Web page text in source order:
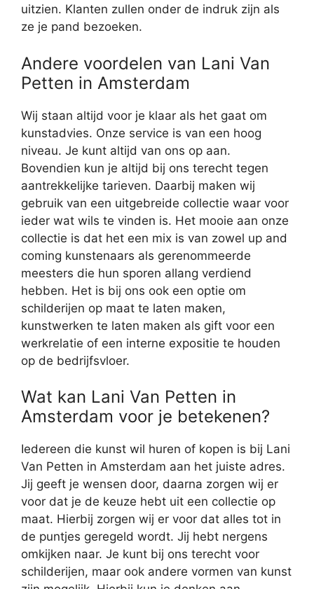
uitzien. Klanten zullen onder de indruk zijn als
ze je pand bezoeken.
Andere voordelen van Lani Van
Petten in Amsterdam
Wij staan altijd voor je klaar als het gaat om
kunstadvies. Onze service is van een hoog
niveau. Je kunt altijd van ons op aan.
Bovendien kun je altijd bij ons terecht tegen
aantrekkelijke tarieven. Daarbij maken wij
gebruik van een uitgebreide collectie waar voor
ieder wat wils te vinden is. Het mooie aan onze
collectie is dat het een mix is van zowel up and
coming kunstenaars als gerenommeerde
meesters die hun sporen allang verdiend
hebben. Het is bij ons ook een optie om
schilderijen op maat te laten maken,
kunstwerken te laten maken als gift voor een
werkrelatie of een interne expositie te houden
op de bedrijfsvloer.
Wat kan Lani Van Petten in
Amsterdam voor je betekenen?
Iedereen die kunst wil huren of kopen is bij Lani
Van Petten in Amsterdam aan het juiste adres.
Jij geeft je wensen door, daarna zorgen wij er
voor dat je de keuze hebt uit een collectie op
maat. Hierbij zorgen wij er voor dat alles tot in
de puntjes geregeld wordt. Jij hebt nergens
omkijken naar. Je kunt bij ons terecht voor
schilderijen, maar ook andere vormen van kunst